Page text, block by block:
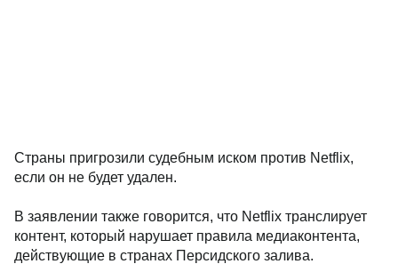
Страны пригрозили судебным иском против Netflix,
если он не будет удален.
В заявлении также говорится, что Netflix транслирует
контент, который нарушает правила медиаконтента,
действующие в странах Персидского залива.